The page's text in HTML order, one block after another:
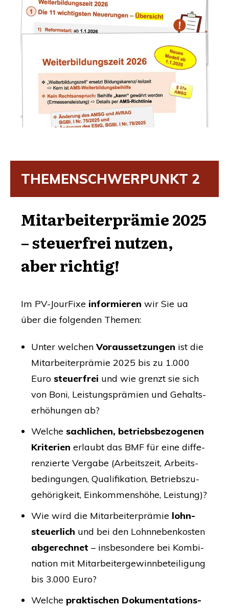
THE­MEN­SCHWER­PUNKT 2
Mit­ar­bei­ter­prä­mie 2025
– steu­er­frei nut­zen,
aber richtig!
Im PV-Jour­Fi­xe infor­mie­ren wir Sie ua
über die fol­gen­den Themen:
Unter wel­chen Vor­aus­set­zun­gen ist die
Mit­ar­bei­ter­prä­mie 2025 bis zu 1.000
Euro steu­er­frei und wie grenzt sie sich
von Boni, Leis­tungs­prä­mi­en und Gehalts­
er­hö­hun­gen ab?
Wel­che sach­li­chen, betriebs­be­zo­ge­nen
Kri­te­ri­en erlaubt das BMFfür eine dif­fe­
ren­zier­te Ver­ga­be (Arbeits­zeit, Arbeits­
be­din­gun­gen, Qua­li­fi­ka­ti­on, Betriebs­zu­
ge­hö­rig­keit, Ein­kom­mens­hö­he, Leistung)?
Wie wird die Mit­ar­bei­ter­prä­mie lohn­
steu­er­lich und bei den Lohn­ne­ben­kos­ten
abge­rech­net – ins­be­son­de­re bei Kom­bi­
na­ti­on mit Mit­ar­bei­ter­ge­winn­be­tei­li­gung
bis 3.000 Euro?
Wel­che prak­ti­schen Doku­men­ta­ti­ons­